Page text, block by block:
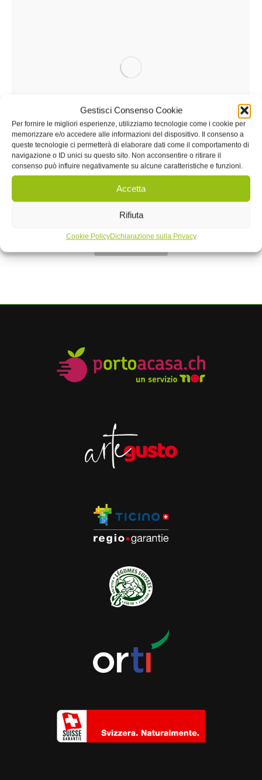
Gestisci Consenso Cookie
Per fornire le migliori esperienze, utilizziamo tecnologie come i cookie per
memorizzare e/o accedere alle informazioni del dispositivo. Il consenso a
queste tecnologie ci permetterà di elaborare dati come il comportamento di
navigazione o ID unici su questo sito. Non acconsentire o ritirare il
consenso può influire negativamente su alcune caratteristiche e funzioni.
Accetta
Rifiuta
Cookie PolicyDichiarazione sulla Privacy
Remondi Giovanni